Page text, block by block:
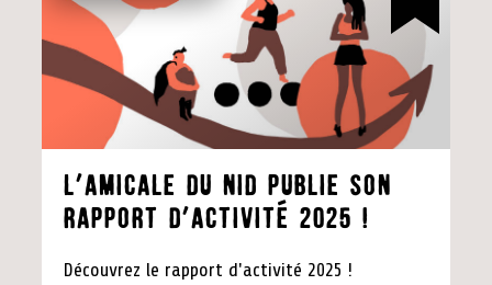
l’Amicale du Nid publie son
rapport d’activité 2025 !
Découvrez le rapport d'activité 2025 !